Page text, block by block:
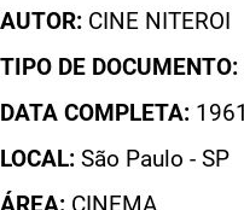
AUTOR: CINE NITEROI
TIPO DE DOCUMENTO:
DATA COMPLETA: 1961
LOCAL: São Paulo - SP